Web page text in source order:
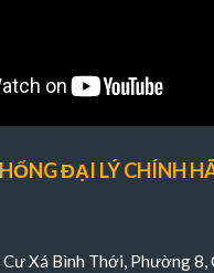
ĐẠI LÝ CHÍNH
Xá Bình Thới, Phường 8,